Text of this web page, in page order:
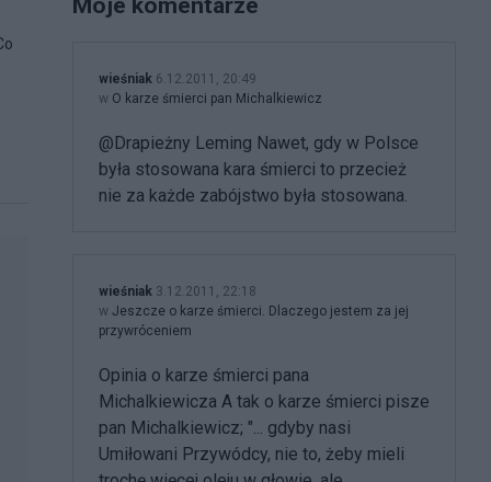
wieśniak 6.12.2011, 20:49
w O karze śmierci pan Michalkiewicz
@Drapieżny Leming Nawet, gdy w Polsce
była stosowana kara śmierci to przecież
nie za każde zabójstwo była stosowana.
wieśniak 3.12.2011, 22:18
w Jeszcze o karze śmierci. Dlaczego jestem za jej
przywróceniem
Opinia o karze śmierci pana
Michalkiewicza A tak o karze śmierci pisze
pan Michalkiewicz; "... gdyby nasi
Umiłowani Przywódcy, nie to, żeby mieli